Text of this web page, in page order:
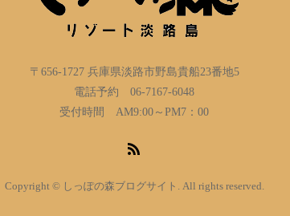
〒656-1727 兵庫県淡路市野島貴船23番地5
電話予約 06-7167-6048
受付時間 AM9:00～PM7：00
Copyright © しっぽの森ブログサイト. All rights reserved.